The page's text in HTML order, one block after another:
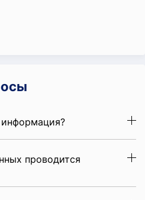
информация?
проводится